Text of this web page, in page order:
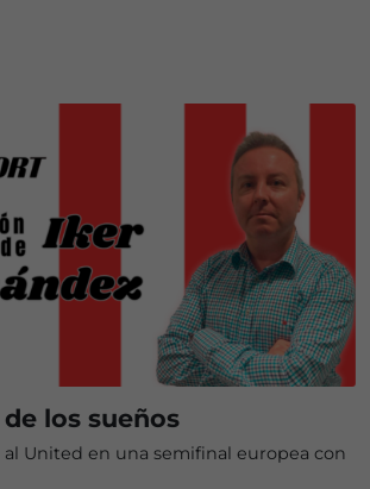
los sueños
United en una semifinal europea con